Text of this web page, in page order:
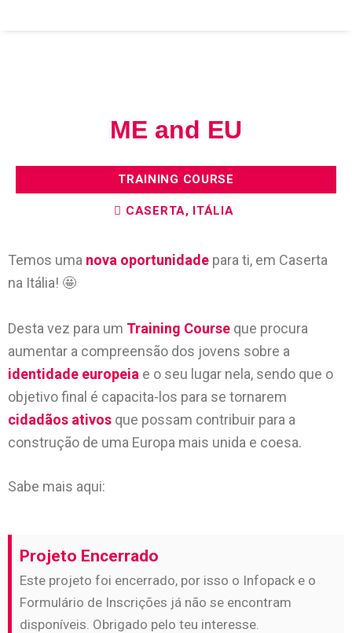
ME and EU
TRAINING COURSE
CASERTA, ITÁLIA
Temos uma nova oportunidade para ti, em Caserta
na Itália! 🤩
Desta vez para um Training Course que procura
aumentar a compreensão dos jovens sobre a
identidade europeia e o seu lugar nela, sendo que o
objetivo final é capacita-los para se tornarem
cidadãos ativos que possam contribuir para a
construção de uma Europa mais unida e coesa.
Sabe mais aqui:
Projeto Encerrado
Este projeto foi encerrado, por isso o Infopack e o
Formulário de Inscrições já não se encontram
disponíveis. Obrigado pelo teu interesse.